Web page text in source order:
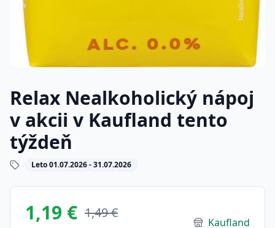
Relax Nealkoholický nápoj
v akcii v Kaufland tento
týždeň
Leto 01.07.2026 - 31.07.2026
1,19 € 1,49 €
Kaufland